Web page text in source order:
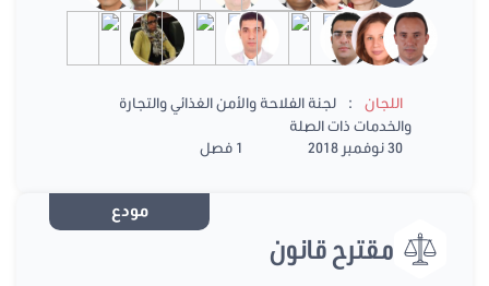
اللجان :
لجنة الفلاحة والأمن الغذائي والتجارة
والخدمات ذات الصلة
30 نوفمبر 2018
1 فصل
مودع
مقترح قانون